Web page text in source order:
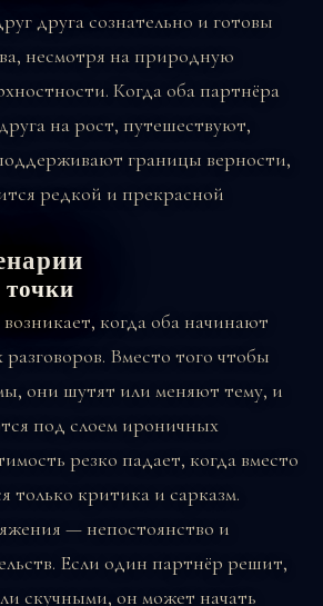
друга сознательно и готовы
несмотря на природную
Когда оба партнёра
на рост, путешествуют,
границы верности,
редкой и прекрасной
когда оба начинают
разговоров. Вместо того чтобы
они шутят или меняют тему, и
под слоем ироничных
резко падает, когда вместо
только критика и сарказм.
— непостоянство и
Если один партнёр решит,
скучными, он может начать